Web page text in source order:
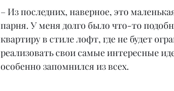
– Из последних, наверное, это
парня. У меня долго было что-то
квартиру в стиле лофт, где не будет
реализовать свои самые интересные
особенно запомнился из всех.